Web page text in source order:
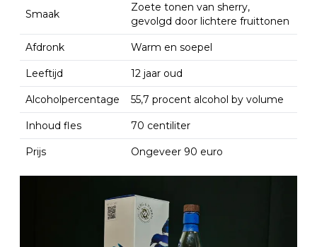
Smaak
Zoete tonen van sherry,
gevolgd door lichtere fruittonen
Afdronk Warm en soepel
Leeftijd 12 jaar oud
Alcoholpercentage 55,7 procent alcohol by volume
Inhoud fles 70 centiliter
Prijs Ongeveer 90 euro